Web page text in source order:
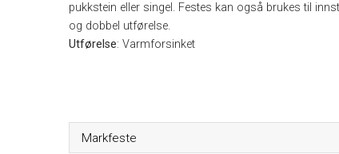
pukkstein eller singel. Festes kan også brukes til
og dobbel utførelse.
Utførelse: Varmforsinket
Markfeste